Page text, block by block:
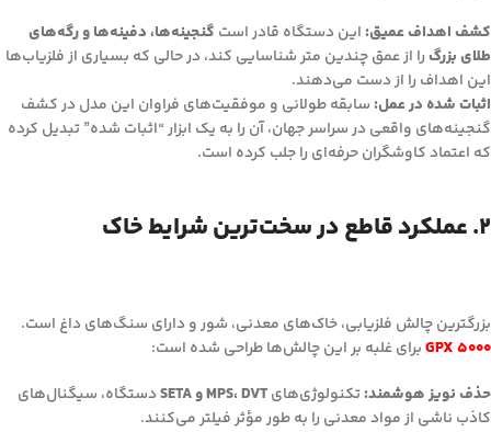
کشف اهداف عمیق: این دستگاه قادر است گنجینه‌ها، دفینه‌ها و رگه‌های
طلای بزرگرا از عمق چندین متر شناسایی کند، در حالی که بسیاری از فلزیاب‌ها
این اهداف را از دست می‌دهند.
اثبات شده در عمل: سابقه طولانی و موفقیت‌های فراوان این مدل در کشف
گنجینه‌های واقعی در سراسر جهان، آن را به یک ابزار “اثبات شده” تبدیل کرده
که اعتماد کاوشگران حرفه‌ای را جلب کرده است.
۲. عملکرد قاطع در سخت‌ترین شرایط خاک
بزرگترین چالش فلزیابی، خاک‌های معدنی، شور و دارای سنگ‌های داغ است.
GPX 5000برای غلبه بر این چالش‌ها طراحی شده است:
حذف نویز هوشمند:تکنولوژی‌هایMPS، DVT و SETA
دستگاه، سیگنال‌های
کاذب ناشی از مواد معدنی را به طور مؤثر فیلتر می‌کنند.